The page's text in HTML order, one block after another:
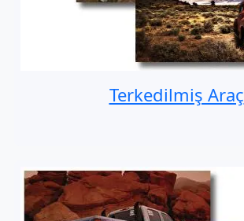
Terkedilmiş Araç